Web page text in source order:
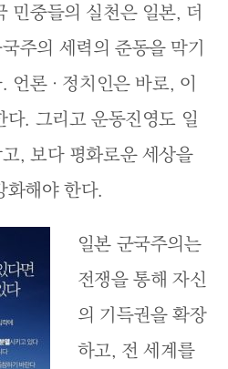
민중들의 실천은 일본, 더
주의 세력의 준동을 막기
언론 · 정치인은 바로, 이
다. 그리고 운동진영도 일
, 보다 평화로운 세상을
화해야 한다.
일본 군국주의는
전쟁을 통해 자신
의 기득권을 확장
하고, 전 세계를